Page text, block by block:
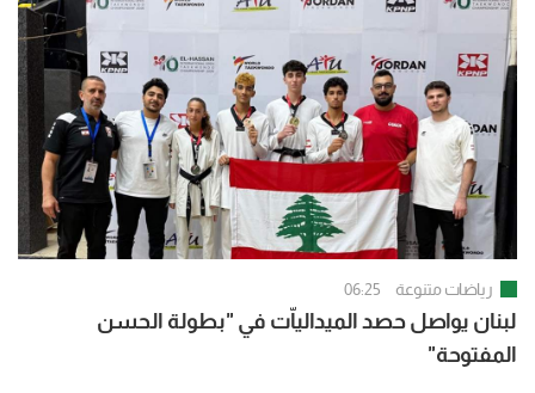
رياضات متنوعة 06:25
لبنان يواصل حصد الميدالياّت في "بطولة الحسن
المفتوحة"